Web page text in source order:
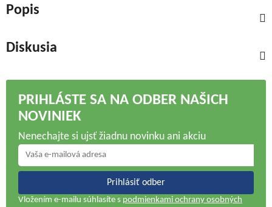
Popis
Diskusia
PRIHLÁSTE SA NA ODBER NAŠICH
NOVINIEK
Nenechajte si ujsť žiadnu novinku ani akciu
Prihlásiť odber
Vložením e-mailu súhlasíte s podmienkami ochrany osobných